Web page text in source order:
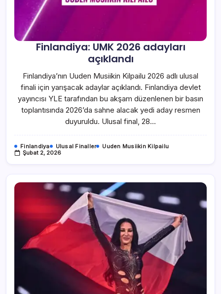
Finlandiya: UMK 2026 adayları
açıklandı
Finlandiya’nın Uuden Musiikin Kilpailu 2026 adlı ulusal
finali için yarışacak adaylar açıklandı. Finlandiya devlet
yayıncısı YLE tarafından bu akşam düzenlenen bir basın
toplantısında 2026’da sahne alacak yedi aday resmen
duyuruldu. Ulusal final, 28…
Finlandiya Ulusal Finaller
Uuden Musiikin Kilpailu
Şubat 2, 2026